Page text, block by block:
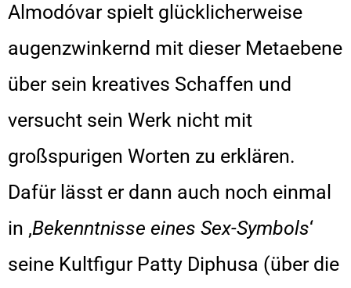
Almodóvar spielt glücklicherweise
augenzwinkernd mit dieser Metaebene
über sein kreatives Schaffen und
versucht sein Werk nicht mit
großspurigen Worten zu erklären.
Dafür lässt er dann auch noch einmal
in ‚Bekenntnisse eines Sex-Symbols‘
seine Kultfigur Patty Diphusa (über die